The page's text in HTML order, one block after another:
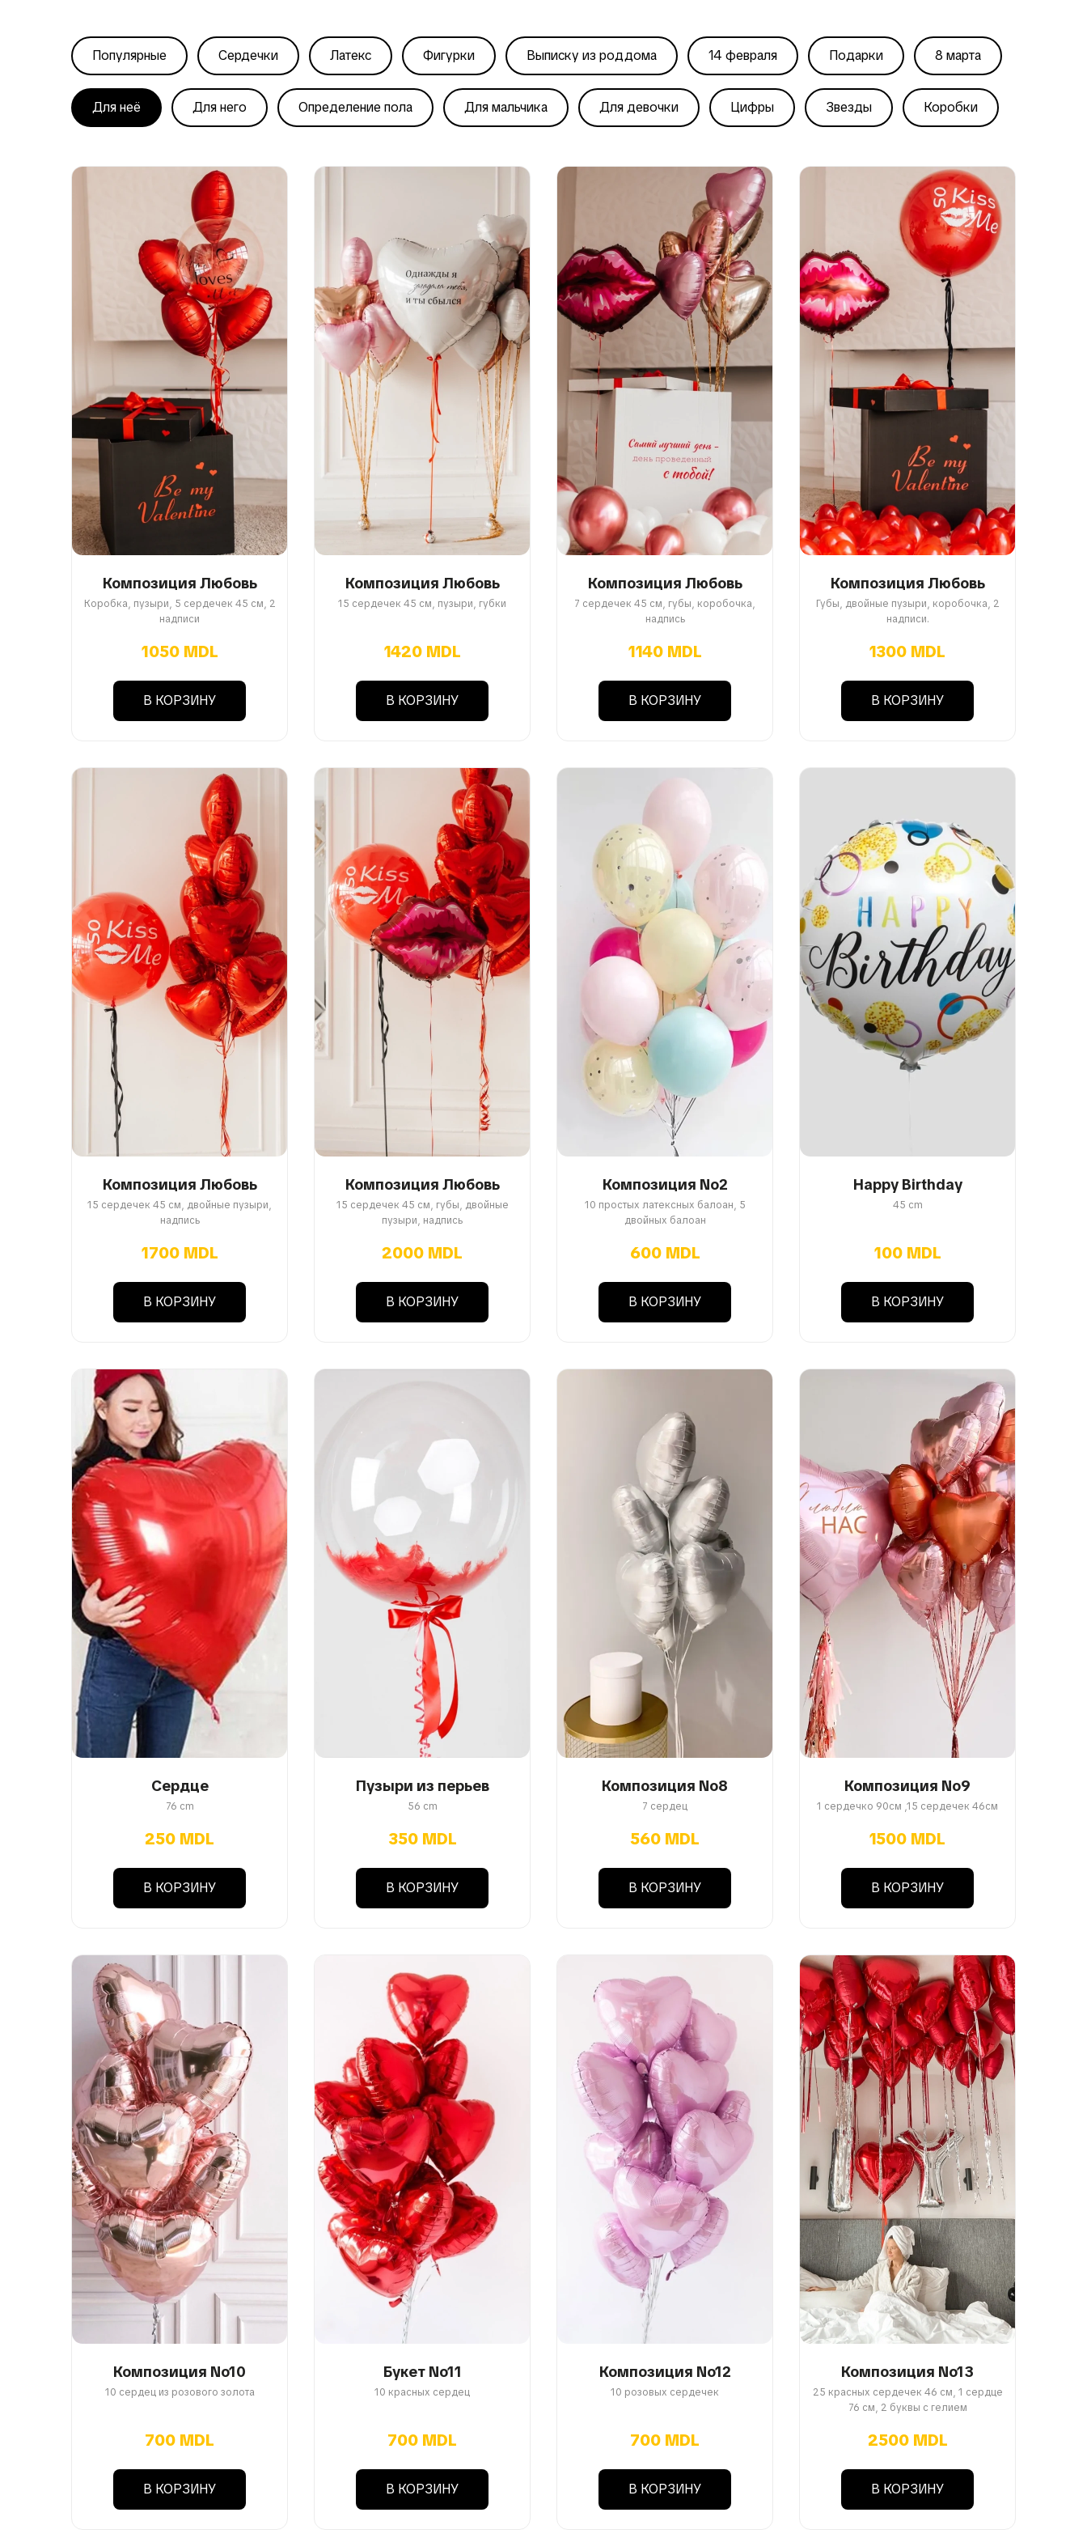
Популярные Сердечки Латекс Фигурки Выписку из роддома 14 февраля Подарки 8 марта
Для неё Для него Определение пола Для мальчика Для девочки Цифры Звезды Коробки
Композиция Любовь
Коробка, пузыри, 5 сердечек 45 см, 2
надписи
1050 MDL
В КОРЗИНУ
Композиция Любовь
15 сердечек 45 см, пузыри, губки
1420 MDL
В КОРЗИНУ
Композиция Любовь
7 сердечек 45 см, губы, коробочка,
надпись
1140 MDL
В КОРЗИНУ
Композиция Любовь
Губы, двойные пузыри, коробочка, 2
надписи.
1300 MDL
В КОРЗИНУ
Композиция Любовь
15 сердечек 45 см, двойные пузыри,
надпись
1700 MDL
В КОРЗИНУ
Композиция Любовь
15 сердечек 45 см, губы, двойные
пузыри, надпись
2000 MDL
В КОРЗИНУ
Композиция No2
10 простых латексных балоан, 5
двойных балоан
600 MDL
В КОРЗИНУ
Happy Birthday
45 cm
100 MDL
В КОРЗИНУ
Сердце
76 cm
250 MDL
В КОРЗИНУ
Пузыри из перьев
56 cm
350 MDL
В КОРЗИНУ
Композиция No8
7 сердец
560 MDL
В КОРЗИНУ
Композиция No9
1 сердечко 90см ,15 сердечек 46см
1500 MDL
В КОРЗИНУ
Композиция No10
10 сердец из розового золота
700 MDL
В КОРЗИНУ
Букет No11
10 красных сердец
700 MDL
В КОРЗИНУ
Композиция No12
10 розовых сердечек
700 MDL
В КОРЗИНУ
Композиция No13
25 красных сердечек 46 см, 1 сердце
76 см, 2 буквы с гелием
2500 MDL
В КОРЗИНУ